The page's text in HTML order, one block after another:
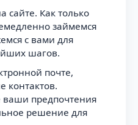
сайте. Как только
займемся
с вами для
шагов.
почте,
контактов.
ваши предпочтения
решение для